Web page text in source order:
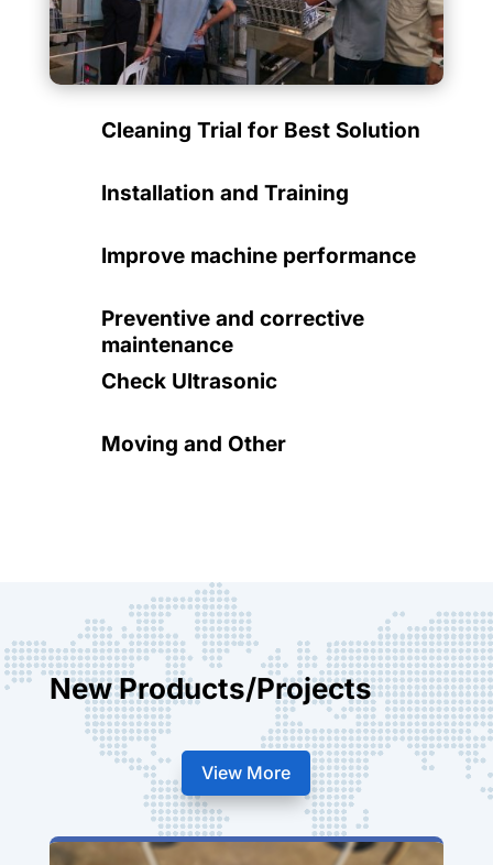
Cleaning Trial for Best Solution
Installation and Training
Improve machine performance
Preventive and corrective
maintenance
Check Ultrasonic
Moving and Other
New Products/Projects
View More